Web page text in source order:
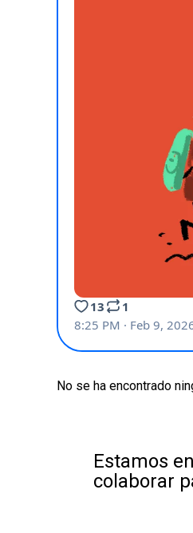
No se ha encontrado
Estamos
colaborar